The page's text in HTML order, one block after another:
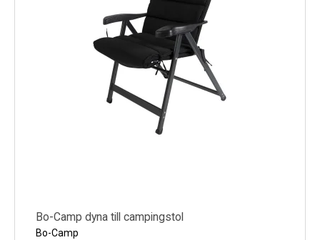
Bo-Camp dyna till campingstol
Bo-Camp